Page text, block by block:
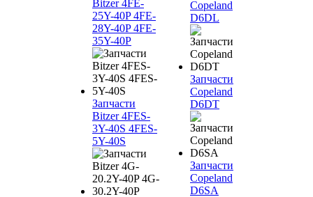
Bitzer 4FE-
25Y-40P 4FE-
28Y-40P 4FE-
35Y-40P
Запчасти
Bitzer 4FES-
3Y-40S 4FES-
5Y-40S
Copeland
D6DL
Запчасти
Copeland
D6DT
Запчасти
Copeland
D6SA